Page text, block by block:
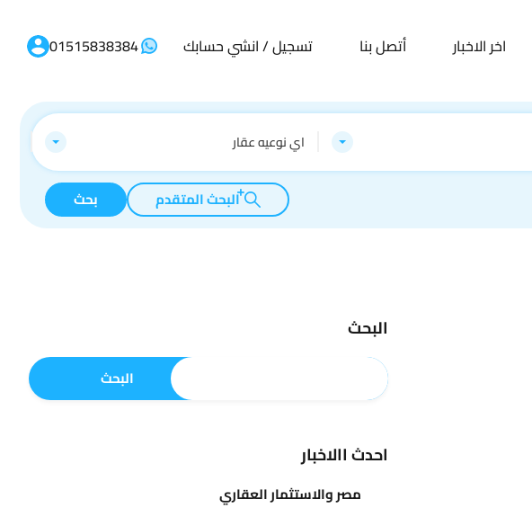
اخر الاخبار أتصل بنا تسجيل / انشي حسابك 01515838384
اي نوعيه عقار
البحث المتقدم بحث
البحث
البحث
احدث االاخبار
مصر والاستثمار العقاري